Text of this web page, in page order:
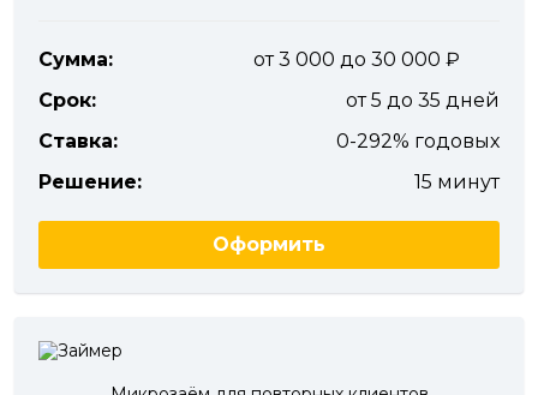
Сумма:
от 3 000 до 30 000
Срок:
от 5 до 35 дней
Ставка:
0-292% годовых
Решение:
15 минут
Оформить